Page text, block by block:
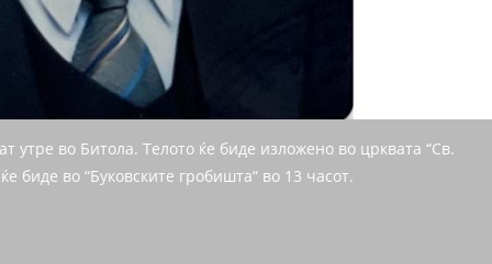
утре во Битола. Телото ќе биде изложено во црквата “Св.
биде во “Буковските гробишта“ во 13 часот.